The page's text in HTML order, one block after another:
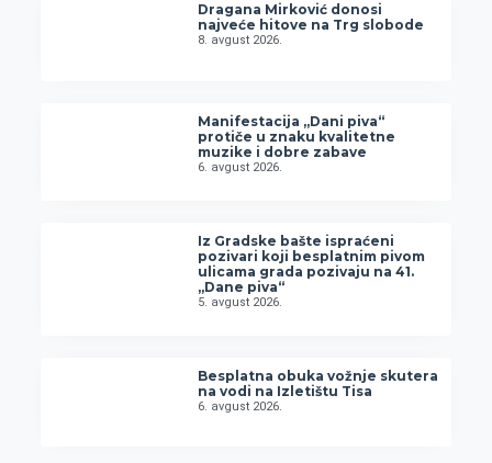
Dragana Mirković donosi
najveće hitove na Trg slobode
8. avgust 2026.
Manifestacija „Dani piva“
protiče u znaku kvalitetne
muzike i dobre zabave
6. avgust 2026.
Iz Gradske bašte ispraćeni
pozivari koji besplatnim pivom
ulicama grada pozivaju na 41.
„Dane piva“
5. avgust 2026.
Besplatna obuka vožnje skutera
na vodi na Izletištu Tisa
6. avgust 2026.